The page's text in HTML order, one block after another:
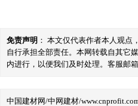
免责声明 ： 本文仅代表作者本人观
自行承担全部责任。本网转载自其它
内进行，以便我们及时处理。客服邮
中国建材网/中网建材/